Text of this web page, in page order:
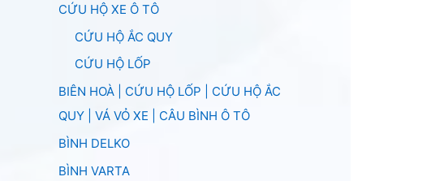
CỨU HỘ XE Ô TÔ
CỨU HỘ ẮC QUY
CỨU HỘ LỐP
BIÊN HOÀ | CỨU HỘ LỐP | CỨU HỘ ẮC
QUY | VÁ VỎ XE | CÂU BÌNH Ô TÔ
BÌNH DELKO
BÌNH VARTA